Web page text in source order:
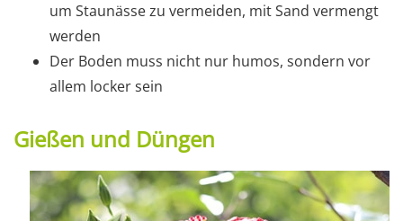
um Staunässe zu vermeiden, mit Sand vermengt
werden
Der Boden muss nicht nur humos, sondern vor
allem locker sein
Gießen und Düngen